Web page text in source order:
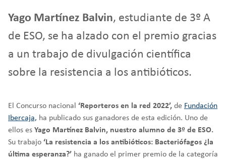
Yago Martínez Balvin, estudiante de 3º A
de ESO, se ha alzado con el premio gracias
a un trabajo de divulgación científica
sobre la resistencia a los antibióticos.
El Concurso nacional ‘Reporteros en la red 2022’, de Fundación
Ibercaja, ha publicado sus ganadores de esta edición. Uno de
ellos es Yago Martínez Balvin, nuestro alumno de 3º de ESO.
Su trabajo ‘La resistencia a los antibióticos: Bacteriófagos ¿la
última esperanza?’ ha ganado el primer premio de la categoría